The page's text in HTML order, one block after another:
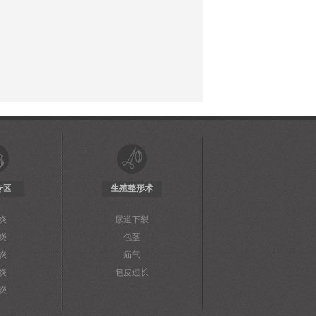
区 生殖整形术
尿道下裂
包茎
疝气
包皮过长